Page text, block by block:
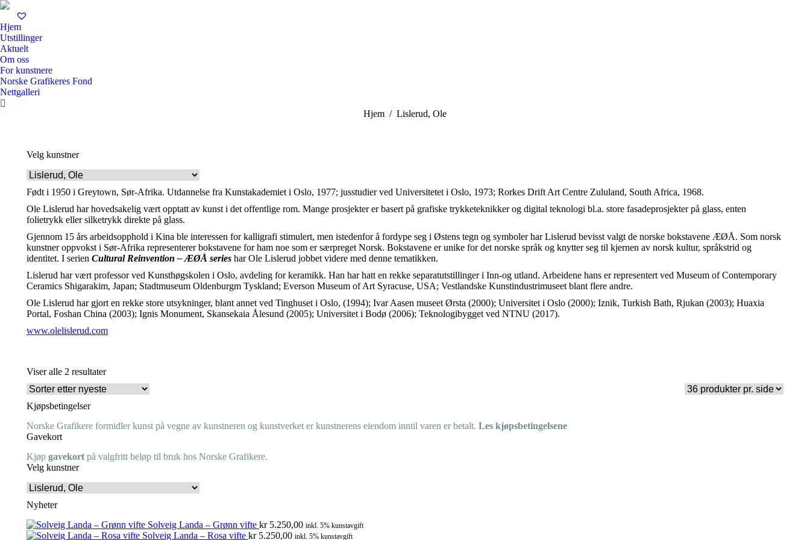
Hjem
Utstillinger
Aktuelt
Om oss
For kunstnere
Norske Grafikeres Fond
Nettgalleri
Search:
You are here:
Hjem Lislerud, Ole
Velg kunstner
Født i 1950 i Greytown, Sør-Afrika. Utdannelse fra Kunstakademiet i Oslo, 1977; jusstudier ved Universitetet i Oslo, 1973; Rorkes Drift Art Centre Zululand, South Africa, 1968.
Ole Lislerud har hovedsakelig vært opptatt av kunst i det offentlige rom. Mange prosjekter er basert på grafiske trykketeknikker og digital teknologi bl.a. store fasadeprosjekter på glass, enten
folietrykk eller silketrykk direkte på glass.
Gjennom 15 års arbeidsopphold i Kina ble interessen for kalligrafi stimulert, men istedenfor å fordype seg i Østens tegn og symboler har Lislerud bevisst valgt de norske bokstavene ÆØÅ. Som norsk
kunstner oppvokst i Sør-Afrika representerer bokstavene for ham noe som er særpreget Norsk. Bokstavene er unike for det norske språk og knytter seg til kjernen av norsk kultur, språkstrid og
identitet. I serien Cultural Reinvention – ÆØÅ series har Ole Lislerud jobbet videre med denne tematikken.
Lislerud har vært professor ved Kunsthøgskolen i Oslo, avdeling for keramikk. Han har hatt en rekke separatutstillinger i Inn-og utland. Arbeidene hans er representert ved Museum of Contemporary
Ceramics Shigarakim, Japan; Stadtmuseum Oldenburgm Tyskland; Everson Museum of Art Syracuse, USA; Vestlandske Kunstindustrimuseet blant flere andre.
Ole Lislerud har gjort en rekke store utsykninger, blant annet ved Tinghuset i Oslo, (1994); Ivar Aasen museet Ørsta (2000); Universitet i Oslo (2000); Iznik, Turkish Bath, Rjukan (2003); Huaxia
Portal, Foshan China (2003); Ignis Monument, Skansekaia Ålesund (2005); Universitet i Bodø (2006); Teknologibygget ved NTNU (2017).
www.olelislerud.com
Viser alle 2 resultaterSortert
etter
nyeste
Kjøpsbetingelser
Norske Grafikere formidler kunst på vegne av kunstneren og kunstverket er kunstnerens eiendom inntil varen er betalt. Les kjøpsbetingelsene
Gavekort
Kjøp gavekort på valgfritt beløp til bruk hos Norske Grafikere.
Velg kunstner
Nyheter
Solveig Landa – Grønn vifte kr5.250,00 inkl. 5% kunstavgift
Solveig Landa – Rosa vifte kr5.250,00 inkl. 5% kunstavgift